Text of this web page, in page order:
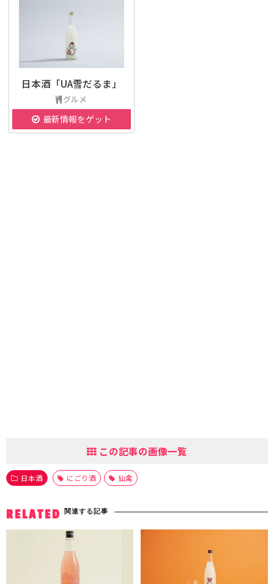
日本酒「UA雪だるま」
グルメ
最新情報をゲット
この記事の画像一覧
日本酒 にごり酒 仙禽
RELATED 関連する記事